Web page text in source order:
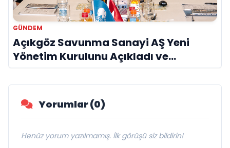
GÜNDEM
Açıkgöz Savunma Sanayi AŞ Yeni
Yönetim Kurulunu Açıkladı ve
Savunma Sanayinde Küresel Vizyon
Vurgusu
Yorumlar (0)
Henüz yorum yazılmamış. İlk görüşü siz bildirin!